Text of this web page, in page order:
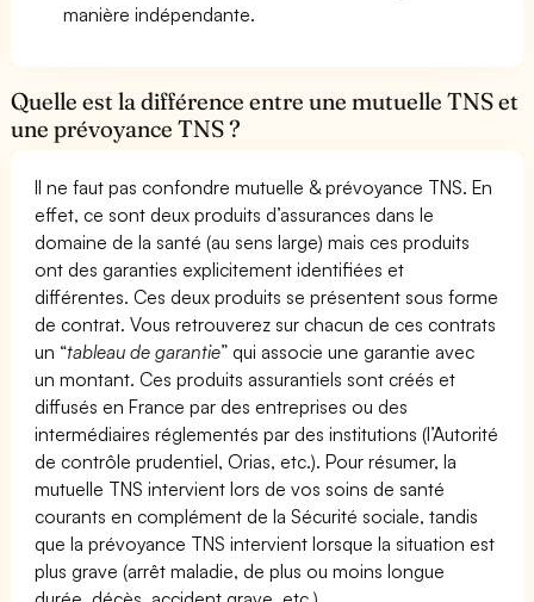
manière indépendante.
Quelle est la différence entre une mutuelle TNS et
une prévoyance TNS ?
Il ne faut pas confondre mutuelle & prévoyance TNS. En
effet, ce sont deux produits d’assurances dans le
domaine de la santé (au sens large) mais ces produits
ont des garanties explicitement identifiées et
différentes. Ces deux produits se présentent sous forme
de contrat. Vous retrouverez sur chacun de ces contrats
un “tableau de garantie” qui associe une garantie avec
un montant. Ces produits assurantiels sont créés et
diffusés en France par des entreprises ou des
intermédiaires réglementés par des institutions (l’Autorité
de contrôle prudentiel, Orias, etc.). Pour résumer, la
mutuelle TNS intervient lors de vos soins de santé
courants en complément de la Sécurité sociale, tandis
que la prévoyance TNS intervient lorsque la situation est
plus grave (arrêt maladie, de plus ou moins longue